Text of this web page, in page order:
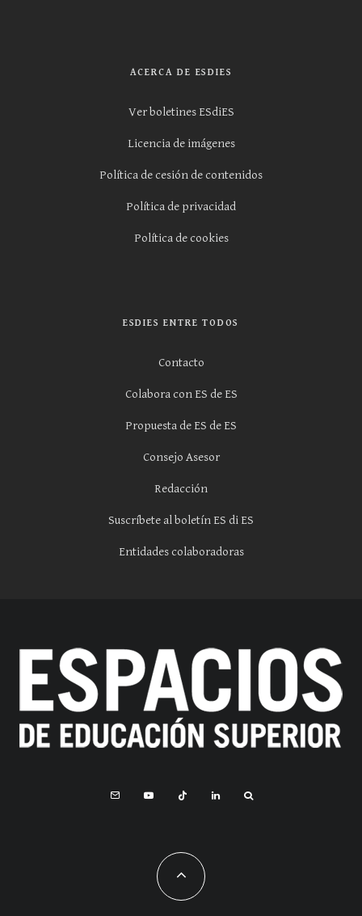
ACERCA DE ESDIES
Ver boletines ESdiES
Licencia de imágenes
Política de cesión de contenidos
Política de privacidad
Política de cookies
ESDIES ENTRE TODOS
Contacto
Colabora con ES de ES
Propuesta de ES de ES
Consejo Asesor
Redacción
Suscríbete al boletín ES di ES
Entidades colaboradoras